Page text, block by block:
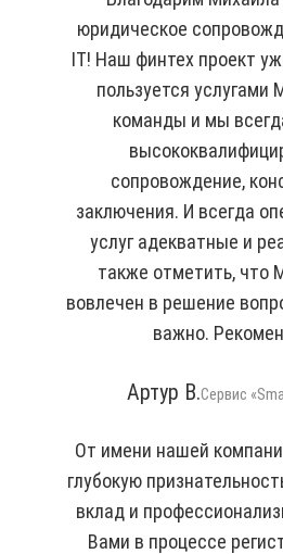
юридическое
IT! Наш финтех проект
пользуется услугами
команды и мы
сопровождение,
заключения. И всегда
услуг адекватные и
также отметить, что
вовлечен в решение
важно.
Артур В.Сервис
От имени нашей
глубокую
вклад и
Вами в процессе